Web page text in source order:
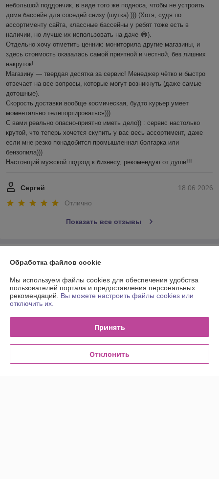
небольшой поддончик, в виде того же подноса, чтобы не устроить
дома бассейн для соседей снизу (шутка) ))) (Хотя, судя по
ассортименту сайта, классные бассейны у ребят тоже есть в
наличии, но лучше их использовать на даче 😂).
Отдельно хочу отметить ценник: мониторила другие магазины, и
здесь стоимость оказалась самой приятной и честной, без лишних
накруток!
Магазину — твердая десятка за сервис! Менеджер чётко и быстро
отвечает на все вопросы, которые могут возникнуть (даже самые
дотошные).
Скорость доставки вообще космическая, будто курьер умеет
моментально телепортироваться)))
С вами реально опасно-приятно иметь дело)) : сервис настолько
крутой, что теперь хочется скупить у вас весь ассортимент, даже
если мне резко понадобится промышленная болгарка или
бензопила)))
Настоящий мужской подход к бизнесу, рекомендую от души!!!
18.06.2026
Сергей
Отлично
Показать все отзывы
Контакты
Доставка и оплата
Полная версия сайта
Обработка файлов cookie
Мы используем файлы cookies для обеспечения удобства
пользователей портала и предоставления персональных
рекомендаций. Вы можете настроить файлы cookies или
отключить их.
Принять
Отклонить